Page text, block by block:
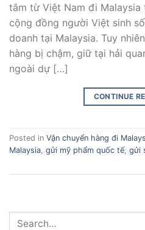
tắm từ Việt Nam đi
cộng đồng người Việt sinh
doanh tại Malaysia. Tuy
hàng bị chậm, giữ tại hải
ngoài dự […]
CONTINUE
Posted in Vận chuyển hàng đi
Malaysia gửi mỹ phẩm quốc tế gửi